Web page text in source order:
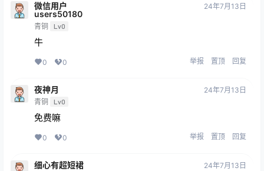
微信用户
users50180
青铜 Lv0
24年7月13日
牛
0 0 举报 置顶 回复
夜神月
青铜 Lv0
24年7月13日
免费嘛
0 0 举报 置顶 回复
细心有超短裙 24年7月13日